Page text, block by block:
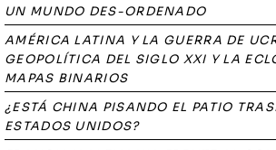
UN MUNDO DES-ORDENADO
AMÉRICA LATINA Y LA GUERRA DE
GEOPOLÍTICA DEL SIGLO XXI Y LA
MAPAS BINARIOS
¿ESTÁ CHINA PISANDO EL PATIO
ESTADOS UNIDOS?